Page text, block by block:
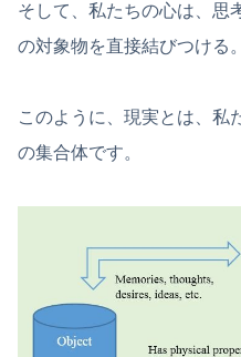
そして、私たちの心は、思
の対象物を直接結びつける。
このように、現実とは、私
の集合体です。